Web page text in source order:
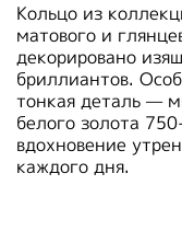
Кольцо из
матового и
декорировано
бриллиантов.
тонкая деталь —
белого золота
вдохновение
каждого дня.